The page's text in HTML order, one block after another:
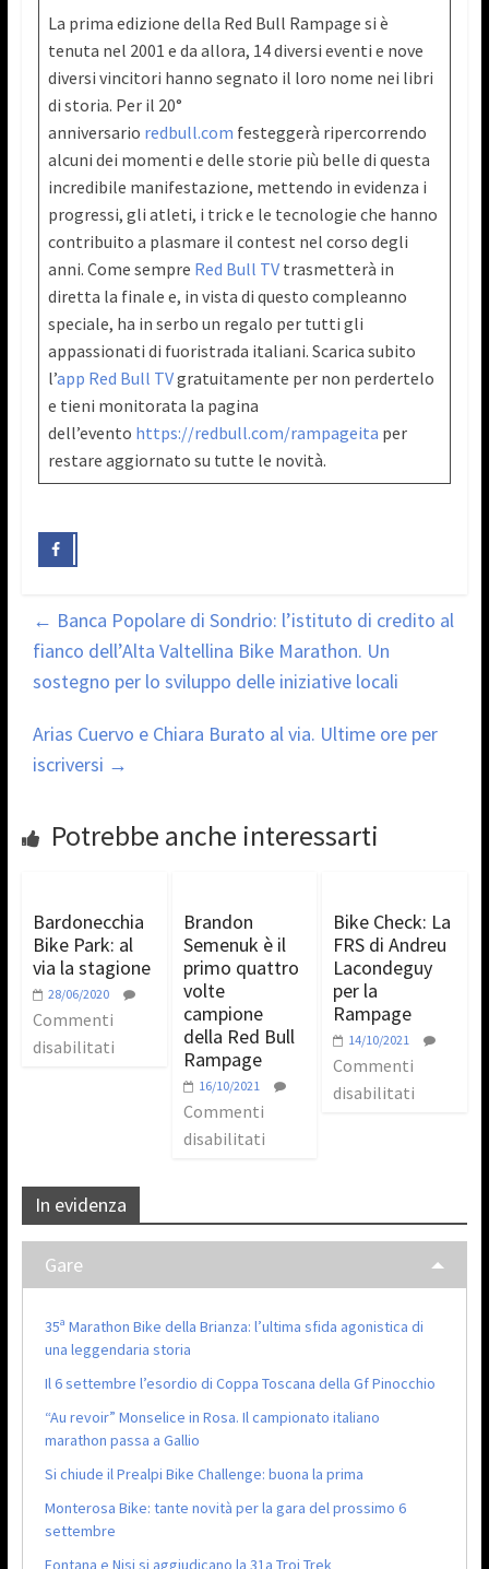
La prima edizione della Red Bull Rampage si è
tenuta nel 2001 e da allora, 14 diversi eventi e nove
diversi vincitori hanno segnato il loro nome nei libri
di storia. Per il 20°
anniversario redbull.com festeggerà ripercorrendo
alcuni dei momenti e delle storie più belle di questa
incredibile manifestazione, mettendo in evidenza i
progressi, gli atleti, i trick e le tecnologie che hanno
contribuito a plasmare il contest nel corso degli
anni. Come sempre Red Bull TVtrasmetterà in
diretta la finale e, in vista di questo compleanno
speciale, ha in serbo un regalo per tutti gli
appassionati di fuoristrada italiani. Scarica subito
l’app Red Bull TVgratuitamente per non perdertelo
e tieni monitorata la pagina
dell’evento https://redbull.com/rampageita per
restare aggiornato su tutte le novità.
← Banca Popolare di Sondrio: l’istituto di credito al
fianco dell’Alta Valtellina Bike Marathon. Un
sostegno per lo sviluppo delle iniziative locali
Arias Cuervo e Chiara Burato al via. Ultime ore per
iscriversi →
Potrebbe anche interessarti
Bardonecchia
Bike Park: al
via la stagione
28/06/2020
Commenti
disabilitati
Brandon
Semenuk è il
primo quattro
volte
campione
della Red Bull
Rampage
16/10/2021
Commenti
disabilitati
Bike Check: La
FRS di Andreu
Lacondeguy
per la
Rampage
14/10/2021
Commenti
disabilitati
In evidenza
Gare
35ª Marathon Bike della Brianza: l’ultima sfida agonistica di
una leggendaria storia
Il 6 settembre l’esordio di Coppa Toscana della Gf Pinocchio
“Au revoir” Monselice in Rosa. Il campionato italiano
marathon passa a Gallio
Si chiude il Prealpi Bike Challenge: buona la prima
Monterosa Bike: tante novità per la gara del prossimo 6
settembre
Fontana e Nisi si aggiudicano la 31a Troi Trek